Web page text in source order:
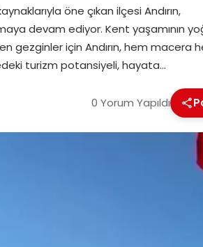
öne çıkan ilçesi Andırın,
devam ediyor. Kent yaşamının
gezginler için Andırın, hem macera
turizm potansiyeli, hayata…
0 Yorum Yapıldı